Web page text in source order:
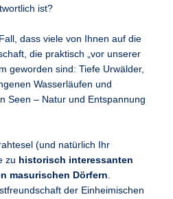
ist?
dass viele von Ihnen auf die
die praktisch „vor unserer
geworden sind: Tiefe Urwälder,
Wasserläufen und
Seen – Natur und Entspannung
(und natürlich Ihr
zu historisch interessanten
masurischen Dörfern
der Einheimischen